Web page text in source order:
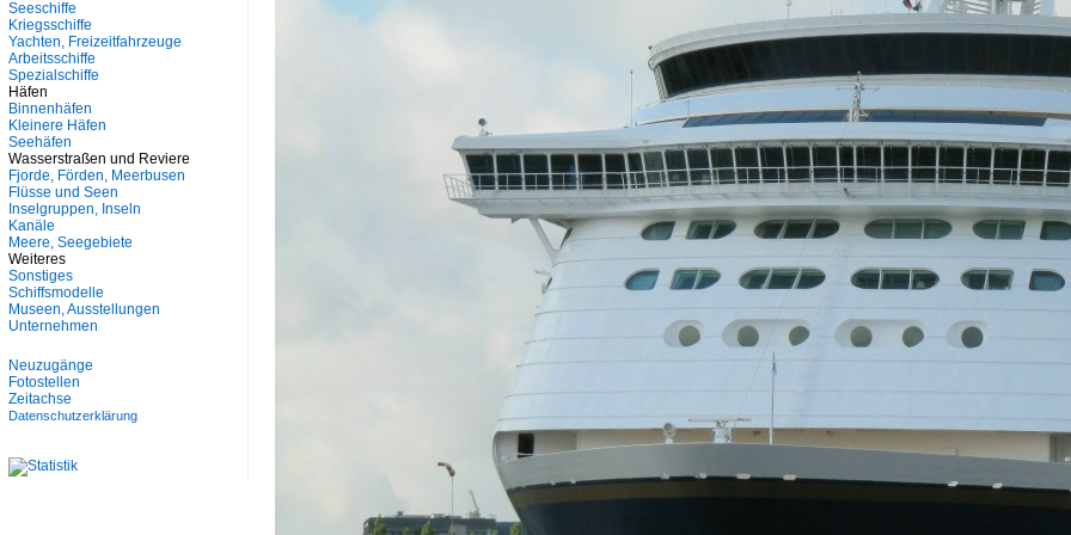
Seeschiffe
Kriegsschiffe
Yachten, Freizeitfahrzeuge
Arbeitsschiffe
Spezialschiffe
Häfen
Binnenhäfen
Kleinere Häfen
Seehäfen
Wasserstraßen und Reviere
Fjorde, Förden, Meerbusen
Flüsse und Seen
Inselgruppen, Inseln
Kanäle
Meere, Seegebiete
Weiteres
Sonstiges
Schiffsmodelle
Museen, Ausstellungen
Unternehmen
Neuzugänge
Fotostellen
Zeitachse
Datenschutzerklärung